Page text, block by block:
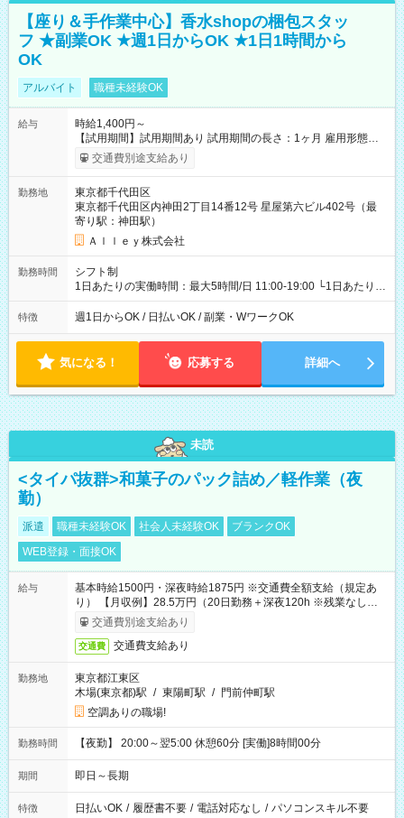
【座り＆手作業中心】香水shopの梱包スタッ
フ ★副業OK ★週1日からOK ★1日1時間から
OK
アルバイト 職種未経験OK
給与
時給1,400円～
【試用期間】試用期間あり 試用期間の長さ：1ヶ月 雇用形態、
給与は本採用時と同じです。
交通費別途支給あり
勤務地
東京都千代田区
東京都千代田区内神田2丁目14番12号 星屋第六ビル402号（最
寄り駅：神田駅）
Ａｌｌｅｙ株式会社
勤務時間
シフト制
1日あたりの実働時間：最大5時間/日 11:00-19:00 └1日あたりの
実働時間：1-5時間 └上記の時間帯内であれば、いつでも勤務可
能！ └平日・土曜日の中で、お好きな曜日でご勤務いただけま
18:00 などのように、自由な働き方が可能なお仕事です！
特徴 週1日からOK / 日払いOK / 副業・WワークOK
気になる！ 応募する 詳細へ
未読
<タイパ抜群>和菓子のパック詰め／軽作業（夜
勤）
派遣 職種未経験OK 社会人未経験OK
ブランクOK
WEB登録・面接OK
給与
基本時給1500円・深夜時給1875円 ※交通費全額支給（規定あ
り） 【月収例】28.5万円（20日勤務＋深夜120h ※残業なしの場
合）交通費別途支給あり
交通費 交通費支給あり
勤務地
東京都江東区
木場(東京都)駅 / 東陽町駅 / 門前仲町駅
空調ありの職場!
勤務時間 【夜勤】 20:00～翌5:00 休憩60分 [実働]8時間00分
期間 即日～長期
特徴 日払いOK / 履歴書不要 / 電話対応なし / パソコンスキル不要